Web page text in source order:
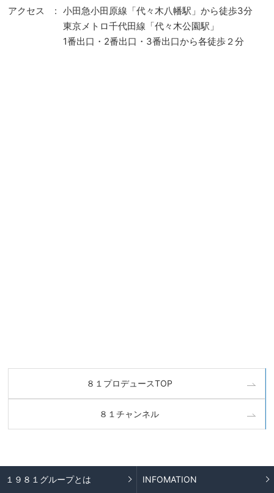
アクセス
:
小田急小田原線「代々木八幡駅」から徒歩3分
東京メトロ千代田線「代々木公園駅」
1番出口・2番出口・3番出口から各徒歩２分
８１プロデュースTOP
８１チャンネル
１９８１グループとは INFOMATION